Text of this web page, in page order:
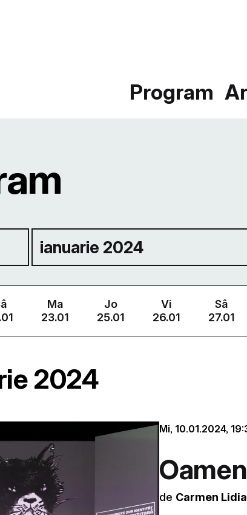
Program
ianuarie 2024
Ma
23.01
Jo
25.01
Vi
26.01
Sâ
27.01
2024
Mi, 10.01.2024,
de Carmen